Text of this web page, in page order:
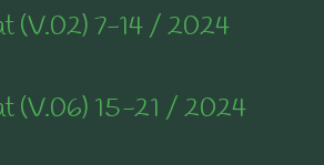
(V.02) 7-14 / 2024
(V.06) 15-21 / 2024